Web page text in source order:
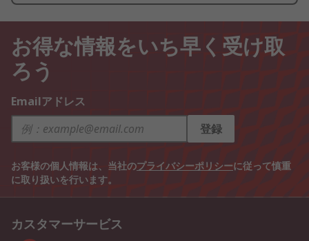
お得な情報をいち早く受け取
ろう
Emailアドレス
登録
お客様の個人情報は、当社のプライバシーポリシーに従って慎重
に取り扱いを行います。
カスタマーサービス